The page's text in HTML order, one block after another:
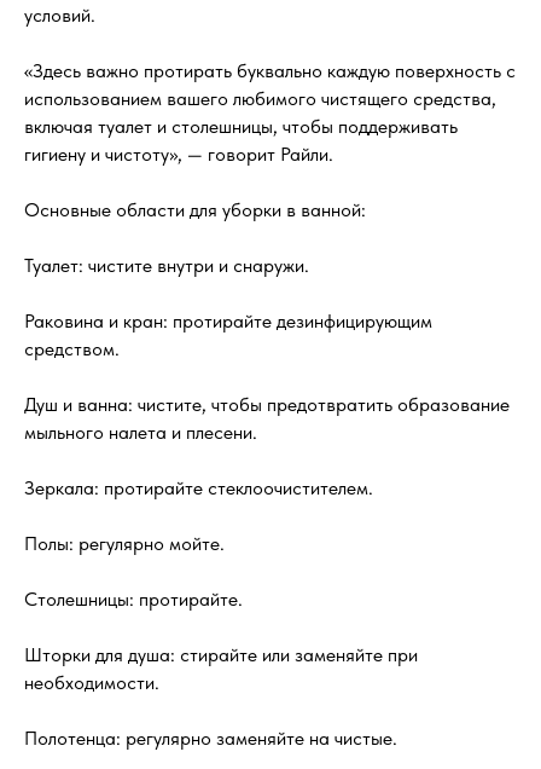
условий.
«Здесь важно протирать буквально каждую поверхность с
использованием вашего любимого чистящего средства,
включая туалет и столешницы, чтобы поддерживать
гигиену и чистоту», — говорит Райли.
Основные области для уборки в ванной:
Туалет: чистите внутри и снаружи.
Раковина и кран: протирайте дезинфицирующим
средством.
Душ и ванна: чистите, чтобы предотвратить образование
мыльного налета и плесени.
Зеркала: протирайте стеклоочистителем.
Полы: регулярно мойте.
Столешницы: протирайте.
Шторки для душа: стирайте или заменяйте при
необходимости.
Полотенца: регулярно заменяйте на чистые.